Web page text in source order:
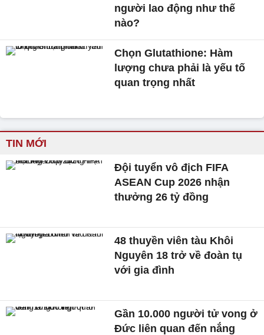
người lao động như thế
nào?
Chọn Glutathione: Hàm
lượng chưa phải là yếu tố
quan trọng nhất
TIN MỚI
Đội tuyển vô địch FIFA
ASEAN Cup 2026 nhận
thưởng 26 tỷ đồng
48 thuyền viên tàu Khôi
Nguyên 18 trở về đoàn tụ
với gia đình
Gần 10.000 người tử vong ở
Đức liên quan đến nắng